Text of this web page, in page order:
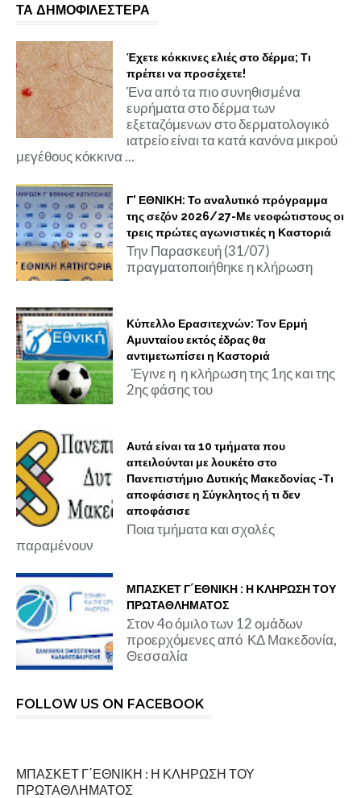
ΤΑ ΔΗΜΟΦΙΛΕΣΤΕΡΑ
Έχετε κόκκινες ελιές στο δέρμα; Τι
πρέπει να προσέχετε!
Ένα από τα πιο συνηθισμένα
ευρήματα στο δέρμα των
εξεταζόμενων στο δερματολογικό
ιατρείο είναι τα κατά κανόνα μικρού
μεγέθους κόκκινα ...
Γ' ΕΘΝΙΚΗ: Το αναλυτικό πρόγραμμα
της σεζόν 2026/27-Με νεοφώτιστους οι
τρεις πρώτες αγωνιστικές η Καστοριά
Την Παρασκευή (31/07)
πραγματοποιήθηκε η κλήρωση
Κύπελλο Ερασιτεχνών: Τον Ερμή
Αμυνταίου εκτός έδρας θα
αντιμετωπίσει η Καστοριά
Έγινε η η κλήρωση της 1ης και της
2ης φάσης του
Αυτά είναι τα 10 τμήματα που
απειλούνται με λουκέτο στο
Πανεπιστήμιο Δυτικής Μακεδονίας -Τι
αποφάσισε η Σύγκλητος ή τι δεν
αποφάσισε
Ποια τμήματα και σχολές
παραμένουν
ΜΠΑΣΚΕΤ Γ΄ΕΘΝΙΚΗ : Η ΚΛΗΡΩΣΗ ΤΟΥ
ΠΡΩΤΑΘΛΗΜΑΤΟΣ
Στον 4ο όμιλο των 12 ομάδων
προερχόμενες από ΚΔ Μακεδονία,
Θεσσαλία
FOLLOW US ON FACEBOOK
ΜΠΑΣΚΕΤ Γ΄ΕΘΝΙΚΗ : Η ΚΛΗΡΩΣΗ ΤΟΥ
ΠΡΩΤΑΘΛΗΜΑΤΟΣ